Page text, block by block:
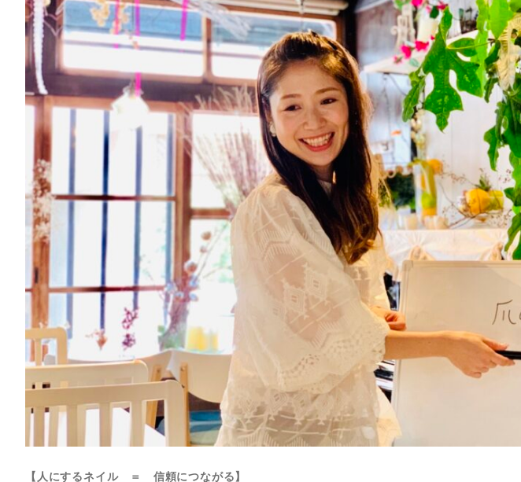
【人にするネイル ＝ 信頼につながる】